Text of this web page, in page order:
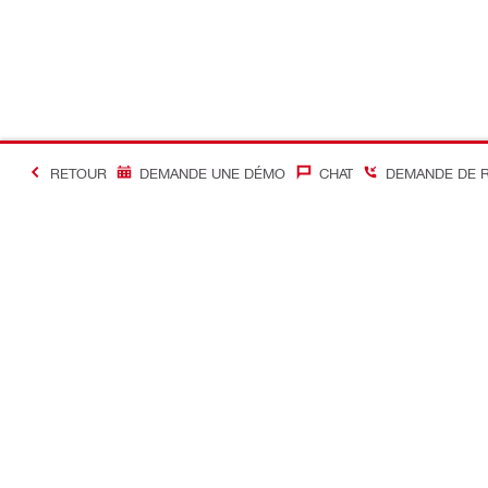
RETOUR DEMANDE UNE DÉMO CHAT DEMANDE DE